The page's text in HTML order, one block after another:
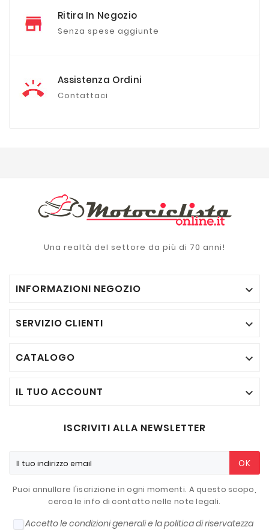
Ritira In Negozio
Senza spese aggiunte
Assistenza Ordini
Contattaci
Una realtà del settore da più di 70 anni!
INFORMAZIONI NEGOZIO 
SERVIZIO CLIENTI 
CATALOGO 
IL TUO ACCOUNT 
ISCRIVITI ALLA NEWSLETTER
OK
Puoi annullare l'iscrizione in ogni momenti. A questo scopo,
cerca le info di contatto nelle note legali.
Accetto le condizioni generali e la politica di riservatezza